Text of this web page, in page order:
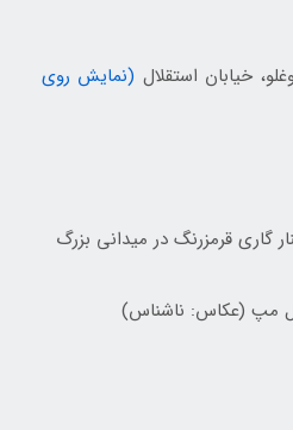
خیابان استقلال (نمایش روی
مپ (عکاس: ناشناس)